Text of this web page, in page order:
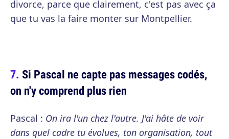
divorce, parce que clairement, c'est pas avec ça
que tu vas la faire monter sur Montpellier.
Si Pascal ne capte pas messages codés,
on n'y comprend plus rien
Pascal : On ira l'un chez l'autre. J'ai hâte de voir
dans quel cadre tu évolues, ton organisation, tout